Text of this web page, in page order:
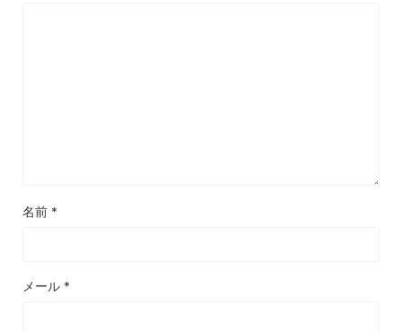
名前 *
メール *